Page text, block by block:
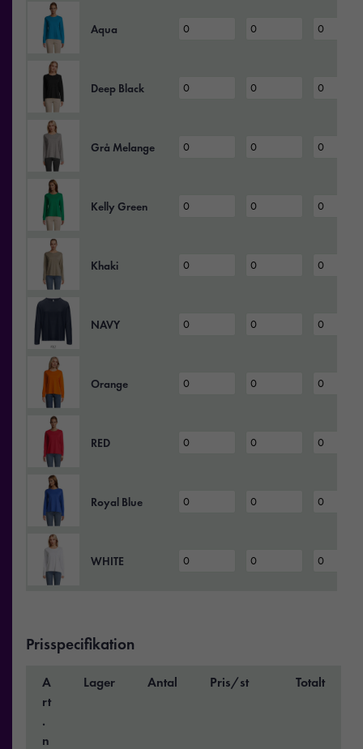
Aqua
Deep Black
Grå Melange
Kelly Green
Khaki
NAVY
Orange
RED
Royal Blue
WHITE
Prisspecifikation
A
rt
.
n
Lager Antal Pris/st Totalt